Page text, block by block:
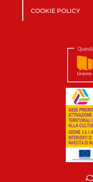
COOKIE POLICY